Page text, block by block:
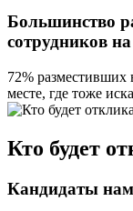
Большинство
сотрудников
72% разместивших
месте, где тоже
Кто будет
Кандидаты